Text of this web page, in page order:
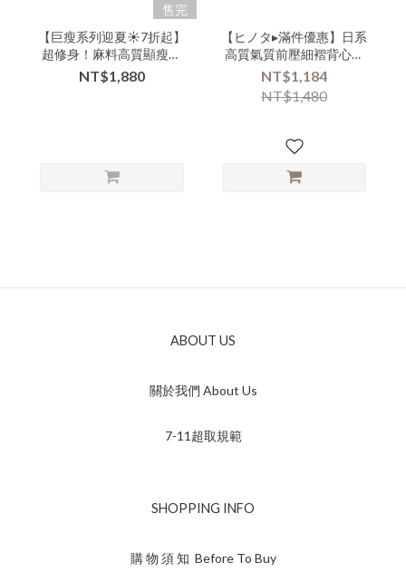
售完
【巨瘦系列迎夏☀️7折起】
超修身！麻料高質顯瘦下
擺抽繩率性外罩式背心-
xxx-109316▶
NT$1,880
【ヒノタ▸滿件優惠】日系
高質氣質前壓細褶背心長
洋（孕媽咪合適款）-ccc-
05218▶
NT$1,184
NT$1,480
ABOUT US
關於我們 About Us
7-11超取規範
SHOPPING INFO
購 物 須 知 Before To Buy